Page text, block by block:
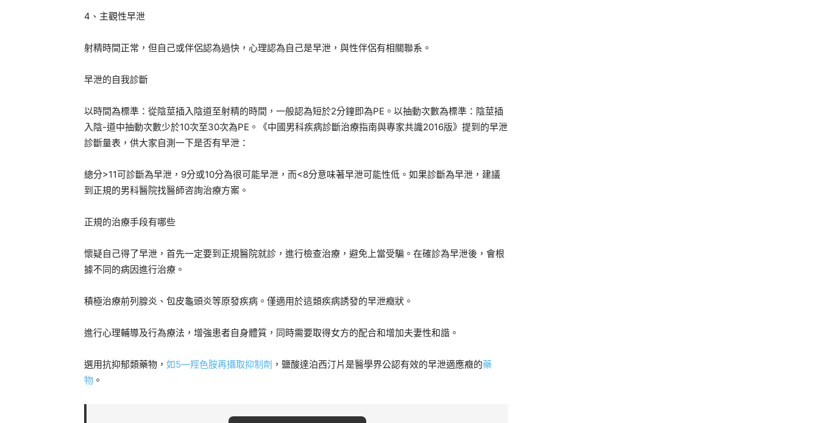
4、主觀性早泄
射精時間正常，但自己或伴侶認為過快，心理認為自己是早泄，與性伴侶有相關聯系。
早泄的自我診斷
以時間為標準：從陰莖插入陰道至射精的時間，一般認為短於2分鐘即為PE。以抽動次數為標準：陰莖插
入陰-道中抽動次數少於10次至30次為PE。《中國男科疾病診斷治療指南與專家共識2016版》提到的早泄
診斷量表，供大家自測一下是否有早泄：
總分>11可診斷為早泄，9分或10分為很可能早泄，而<8分意味著早泄可能性低。如果診斷為早泄，建議
到正規的男科醫院找醫師咨詢治療方案。
正規的治療手段有哪些
懷疑自己得了早泄，首先一定要到正規醫院就診，進行檢查治療，避免上當受騙。在確診為早泄後，會根
據不同的病因進行治療。
積極治療前列腺炎、包皮龜頭炎等原發疾病。僅適用於這類疾病誘發的早泄癥狀。
進行心理輔導及行為療法，增強患者自身體質，同時需要取得女方的配合和增加夫妻性和諧。
選用抗抑郁類藥物， 如5—羥色胺再攝取抑制劑 ，鹽酸達泊西汀片是醫學界公認有效的早泄適應癥的藥
物 。